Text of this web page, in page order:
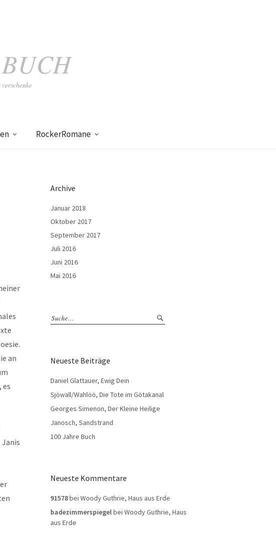
RockerRomane
an
es
Archive
Januar 2018
Oktober 2017
September 2017
Juli 2016
Juni 2016
Mai 2016
Neueste Beiträge
Daniel Glattauer, Ewig Dein
Sjöwall/Wahlöö, Die Tote im Götakanal
Georges Simenon, Der Kleine Heilige
Janosch, Sandstrand
100 Jahre Buch
Neueste Kommentare
91578bei Woody Guthrie, Haus aus Erde
badezimmerspiegel bei Woody Guthrie, Haus
aus Erde